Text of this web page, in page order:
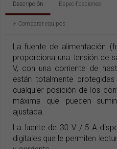
Descripción Especificaciones
⚡️ Comparar equipos
La fuente de alimentación
proporciona una tensión de
V, con una corriente de
están totalmente
cualquier posición de los
máxima que pueden
ajustada.
La fuente de 30 V / 5 A
digitales que le permiten